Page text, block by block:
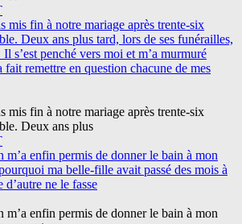
mis fin à notre mariage après trente-six
Deux ans plus tard, lors de ses funérailles,
s’est penché vers moi et m’a murmuré
fait remettre en question chacune de mes
mis fin à notre mariage après trente-six
Deux ans plus
m’a enfin permis de donner le bain à mon
ma belle-fille avait passé des mois à
d’autre ne le fasse
m’a enfin permis de donner le bain à mon